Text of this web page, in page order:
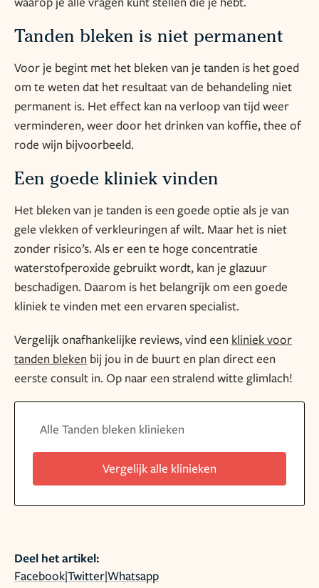
Tanden bleken is niet permanent
Voor je begint met het bleken van je tanden is het goed
om te weten dat het resultaat van de behandeling niet
permanent is. Het effect kan na verloop van tijd weer
verminderen, weer door het drinken van koffie, thee of
rode wijn bijvoorbeeld.
Een goede kliniek vinden
Het bleken van je tanden is een goede optie als je van
gele vlekken of verkleuringen af wilt. Maar het is niet
zonder risico’s. Als er een te hoge concentratie
waterstofperoxide gebruikt wordt, kan je glazuur
beschadigen. Daarom is het belangrijk om een goede
kliniek te vinden met een ervaren specialist.
Vergelijk onafhankelijke reviews, vind een kliniek voor
tanden bleken bij jou in de buurt en plan direct een
eerste consult in. Op naar een stralend witte glimlach!
Alle Tanden bleken klinieken
Vergelijk alle klinieken
Deel het artikel:
Facebook|Twitter|Whatsapp